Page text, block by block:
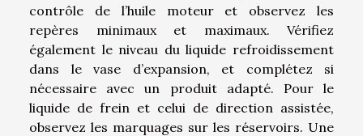
contrôle de l’huile moteur et observez les
repères minimaux et maximaux. Vérifiez
également le niveau du liquide refroidissement
dans le vase d’expansion, et complétez si
nécessaire avec un produit adapté. Pour le
liquide de frein et celui de direction assistée,
observez les marquages sur les réservoirs. Une